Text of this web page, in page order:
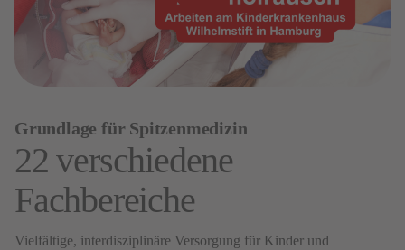
Grundlage für Spitzenmedizin
22 verschiedene
Fachbereiche
Vielfältige, interdisziplinäre Versorgung für Kinder und